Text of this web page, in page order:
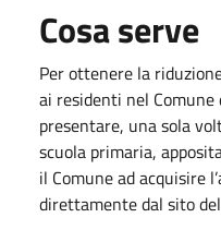
Cosa serve
Per ottenere la
ai residenti nel Comune
presentare, una sola
scuola primaria,
il Comune ad acquisire
direttamente dal sito